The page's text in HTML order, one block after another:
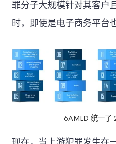
罪分子大规模针对其客户
时，即使是电子商务平台
6AMLD 统一了